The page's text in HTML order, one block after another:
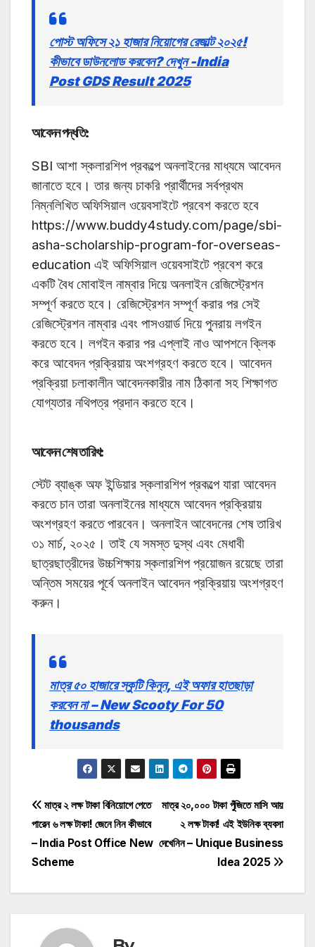
পোস্ট অফিসে ২১ হাজার নিয়োগের রেজাল্ট ২০২৫!
কীভাবে ডাউনলোড করবেন? দেখুন -India
Post GDS Result 2025
আবেদন পদ্ধতি:
SBI আশা স্কলারশিপ প্রকল্পে অনলাইনের মাধ্যমে আবেদন
জানাতে হবে। তার জন্য চাকরি প্রার্থীদের সর্বপ্রথম
নিম্নলিখিত অফিসিয়াল ওয়েবসাইটে প্রবেশ করতে হবে
https://www.buddy4study.com/page/sbi-
asha-scholarship-program-for-overseas-
education এই অফিসিয়াল ওয়েবসাইটে প্রবেশ করে
একটি বৈধ মোবাইল নাম্বার দিয়ে অনলাইন রেজিস্ট্রেশন
সম্পূর্ণ করতে হবে। রেজিস্ট্রেশন সম্পূর্ণ করার পর সেই
রেজিস্ট্রেশন নাম্বার এবং পাসওয়ার্ড দিয়ে পুনরায় লগইন
করতে হবে। লগইন করার পর এপ্লাই নাও আপশনে ক্লিক
করে আবেদন প্রক্রিয়ায় অংশগ্রহণ করতে হবে। আবেদন
প্রক্রিয়া চলাকালীন আবেদনকারীর নাম ঠিকানা সহ শিক্ষাগত
যোগ্যতার নথিপত্র‌ প্রদান করতে হবে।
আবেদন শেষ তারিখ:
স্টেট ব্যাঙ্ক অফ ইন্ডিয়ার স্কলারশিপ প্রকল্পে যারা আবেদন
করতে চান তারা অনলাইনের মাধ্যমে আবেদন প্রক্রিয়ায়
অংশগ্রহণ করতে পারবেন। অনলাইন আবেদনের শেষ তারিখ
৩১ মার্চ, ২০২৫। তাই যে সমস্ত দুস্থ এবং মেধাবী
ছাত্রছাত্রীদের উচ্চশিক্ষায় স্কলারশিপ প্রয়োজন রয়েছে তারা
অন্তিম সময়ের পূর্বে অনলাইন আবেদন প্রক্রিয়ায় অংশগ্রহণ
করুন।
মাত্র ৫০ হাজারে স্কুটি কিনুন, এই অফার হাতছাড়া
করবেন না – New Scooty For 50
thousands
Post
navigation
মাত্র ₹২০,০০০ টাকা পুঁজিতে মাসি আয়
২ লক্ষ টাকা! এই ইউনিক ব্যবসা
দেখেনিন – Unique Business
Idea 2025
মাত্র ২ লক্ষ টাকা বিনিয়োগে পেতে
পারেন ৬ লক্ষ টাকা! জেনে নিন কীভাবে
– India Post Office New
Scheme